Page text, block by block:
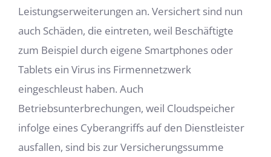
Leistungserweiterungen an. Versichert sind nun
auch Schäden, die eintreten, weil Beschäftigte
zum Beispiel durch eigene Smartphones oder
Tablets ein Virus ins Firmennetzwerk
eingeschleust haben. Auch
Betriebsunterbrechungen, weil Cloudspeicher
infolge eines Cyberangriffs auf den Dienstleister
ausfallen, sind bis zur Versicherungssumme